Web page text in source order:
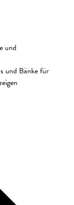
und
und Bänke für